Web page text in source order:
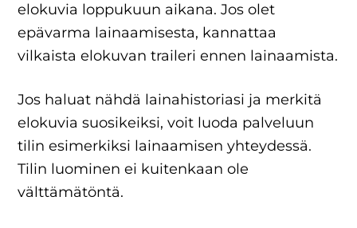
elokuvia loppukuun aikana. Jos olet
epävarma lainaamisesta, kannattaa
vilkaista elokuvan traileri ennen lainaamista.
Jos haluat nähdä lainahistoriasi ja merkitä
elokuvia suosikeiksi, voit luoda palveluun
tilin esimerkiksi lainaamisen yhteydessä.
Tilin luominen ei kuitenkaan ole
välttämätöntä.